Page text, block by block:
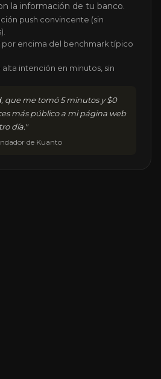
la información de tu banco.
push convincente (sin
por encima del benchmark típico
intención en minutos, sin
que me tomó 5 minutos y $0
más público a mi página web
día."
de Kuanto